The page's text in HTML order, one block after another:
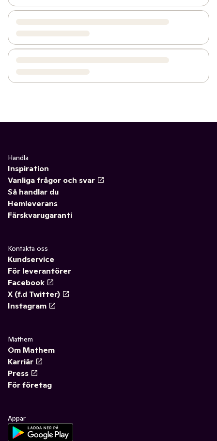
Handla
Inspiration
Vanliga frågor och svar
Så handlar du
Hemleverans
Färskvarugaranti
Kontakta oss
Kundservice
För leverantörer
Facebook
X (f.d Twitter)
Instagram
Mathem
Om Mathem
Karriär
Press
För företag
Appar